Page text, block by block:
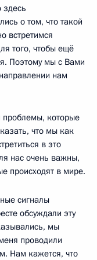
о том, что такой
встретимся
того, чтобы ещё
Поэтому мы с Вами
нам
проблемы, которые
что мы как
в это
нас очень важны,
происходят в мире.
сигналы
обсуждали эту
мы
проводили
Нам кажется, что